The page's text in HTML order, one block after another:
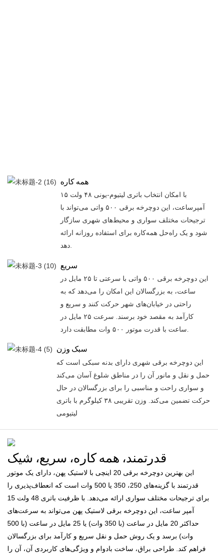
همه کاره
با امکان انتخاب باتری لیتیوم-یونی ۴۸ ولت ۱۵
آمپرساعت، این دوچرخه برقی ۵۰۰ واتی می‌تواند با
ترجیحات مختلف سواری و محیط‌های شهری سازگار
شود و یک راه‌حل همه‌کاره برای استفاده روزانه ارائه
سریع
این دوچرخه برقی ۵۰۰ واتی با سرعتی تا ۲۵ مایل در
ساعت، به بزرگسالان این امکان را می‌دهد که به
راحتی در خیابان‌های شهر حرکت کنند و سریع و
کارآمد به مقصد خود برسند. سرعت ۲۵ مایل در
سبک وزن
این دوچرخه برقی شهری دارای بدنه سبکی است که
حمل و نقل و مانور آن را در مناطق شلوغ آسان می‌کند
و سواری راحت و مناسبی را برای بزرگسالان در حال
حرکت تضمین می‌کند. وزن تقریبی ۳۸ کیلوگرم با باتری
لیتیومی
قدرتمند، همه کاره، سریع، شیک
این بهترین دوچرخه برقی 20 اینچی با لاستیک پهن، دارای یک موتور
قدرتمند با گزینه‌های 250، 350 یا 500 وات است که انعطاف‌پذیری را
برای ترجیحات مختلف سواری ارائه می‌دهد. با ظرفیت باتری 48 ولت 15
آمپر ساعت، این دوچرخه برقی لاستیک پهن می‌تواند به سرعت‌های
حداکثر 20 مایل در ساعت (با 350 وات) یا 25 مایل در ساعت (با 500
وات) برسد و یک روش حمل و نقل سریع و کارآمد برای بزرگسالان
فراهم کند. طراحی براق، ساخت بادوام و ویژگی‌های کاربردی آن، آن را